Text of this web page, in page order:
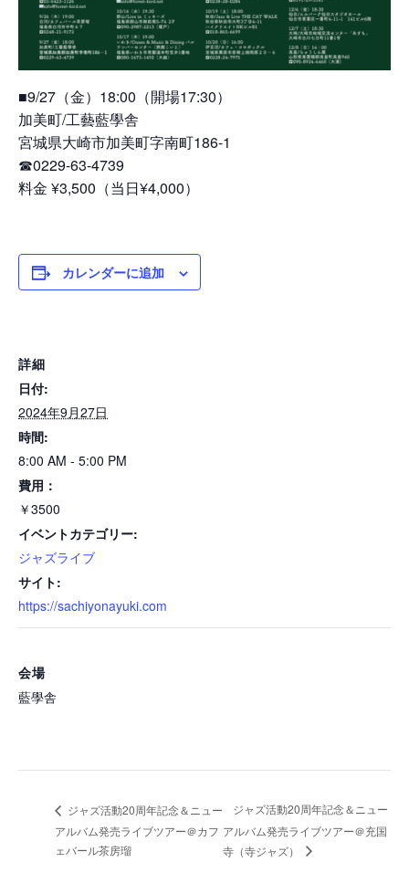
■9/27（金）18:00（開場17:30）
加美町/工藝藍學舎
宮城県大崎市加美町字南町186-1
☎︎0229-63-4739
料金 ¥3,500（当日¥4,000）
カレンダーに追加
詳細
日付:
2024年9月27日
時間:
8:00 AM - 5:00 PM
費用：
￥3500
イベントカテゴリー:
ジャズライブ
サイト:
https://sachiyonayuki.com
会場
藍學舎
ジャズ活動20周年記念＆ニュー
アルバム発売ライブツアー＠カフ
ェバール茶房瑠
ジャズ活動20周年記念＆ニュー
アルバム発売ライブツアー＠充国
寺（寺ジャズ）